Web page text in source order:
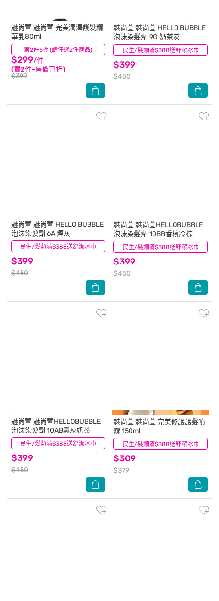
第2件5折 (請任選2件商品)
魅尚萱 魅尚萱 完美潤澤護髮精
華乳80ml
$299/件
(買2件-售價已折)
$399
(2) 民生/髮類滿$388送舒潔冰巾
魅尚萱 魅尚萱 HELLO BUBBLE
泡沫染髮劑 9G 奶茶灰
$399
$450
(4)
民生/髮類滿$388送舒潔冰巾
魅尚萱 魅尚萱 HELLO BUBBLE
泡沫染髮劑 6A 煙灰
$399
$450
(0) 民生/髮類滿$388送舒潔冰巾
魅尚萱 魅尚萱HELLOBUBBLE
泡沫染髮劑 10BB香檳冷棕
$399
$450
(0)
民生/髮類滿$388送舒潔冰巾
魅尚萱 魅尚萱HELLOBUBBLE
泡沫染髮劑 10AB霧灰奶茶
$399
$450
(1) 民生/髮類滿$388送舒潔冰巾
魅尚萱 魅尚萱 完美修護護髮噴
霧 150ml
$309
$379
(8)